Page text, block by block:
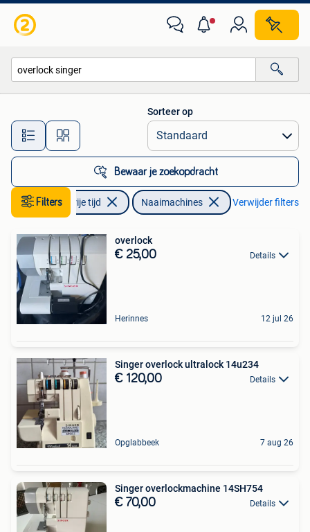
Alle afstanden…
Sorteer op
Bewaar je zoekopdracht
Filters
Hobby en Vrije tijd Naaimachines Verwijder filters
overlock
€ 25,00 Details
Herinnes 12 jul 26
Singer overlock ultralock 14u234
€ 120,00 Details
Opglabbeek 7 aug 26
Singer overlockmachine 14SH754
€ 70,00 Details